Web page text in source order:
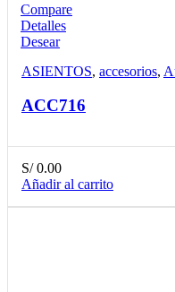
Compare
Detalles
Desear
ASIENTOS, accesorios,
ACC716
S/0.00
Añadir al carrito